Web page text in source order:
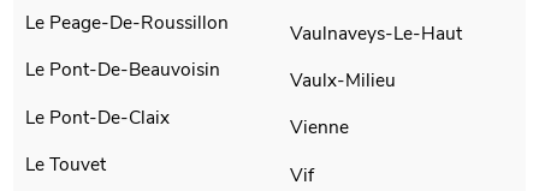
Le Peage-De-Roussillon
Le Pont-De-Beauvoisin
Le Pont-De-Claix
Le Touvet
Vaulnaveys-Le-Haut
Vaulx-Milieu
Vienne
Vif